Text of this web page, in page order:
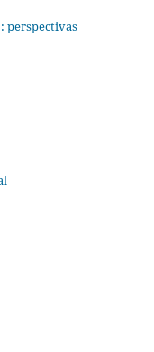
perspectivas